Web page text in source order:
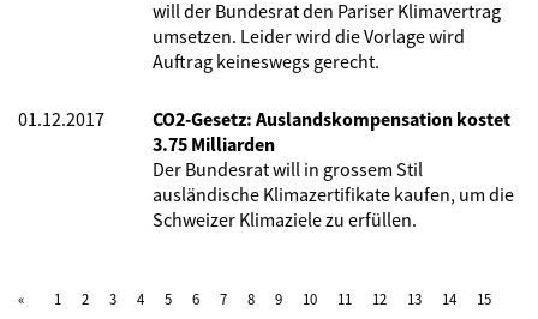
will der Bundesrat den Pariser Klimavertrag
umsetzen. Leider wird die Vorlage wird
Auftrag keineswegs gerecht.
01.12.2017
CO2-Gesetz: Auslandskompensation kostet
3.75 Milliarden
Der Bundesrat will in grossem Stil
ausländische Klimazertifikate kaufen, um die
Schweizer Klimaziele zu erfüllen.
1 2 3 4 5 6 7 8 9 10 11 12 13 14
15